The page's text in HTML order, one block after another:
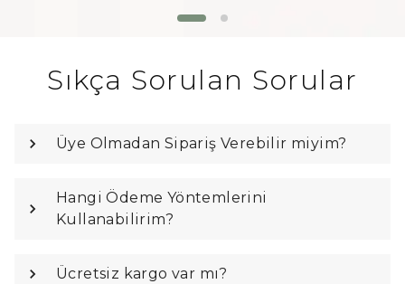
Sıkça Sorulan Sorular
Üye Olmadan Sipariş Verebilir miyim?
Hangi Ödeme Yöntemlerini
Kullanabilirim?
Ücretsiz kargo var mı?